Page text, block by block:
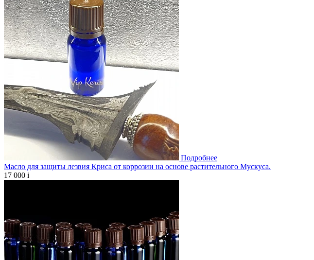
Подробнее
Масло для защиты лезвия Криса от коррозии на основе растительного Мускуса.
17 000 i